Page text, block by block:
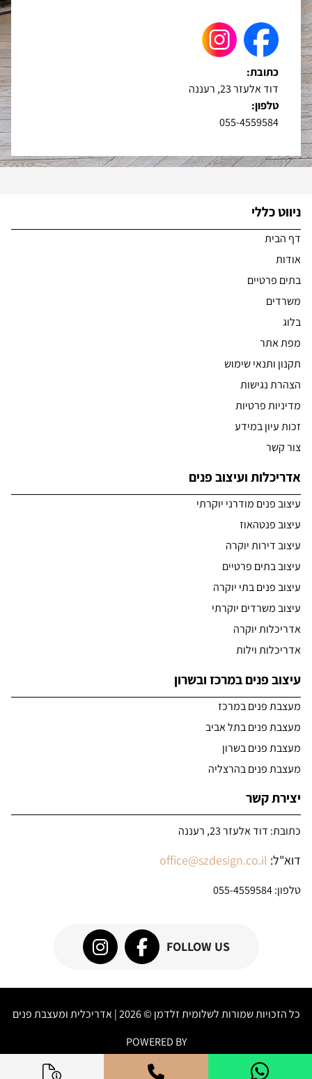
כתובת:
דוד אלעזר 23, רעננה
טלפון:
055-4559584
ניווט כללי
דף הבית
אודות
בתים פרטיים
משרדים
בלוג
מפת אתר
תקנון ותנאי שימוש
הצהרת נגישות
מדיניות פרטיות
זכות עיון במידע
צור קשר
אדריכלות ועיצוב פנים
עיצוב פנים מודרני יוקרתי
עיצוב פנטהאוז
עיצוב דירות יוקרה
עיצוב בתים פרטיים
עיצוב פנים בתי יוקרה
עיצוב משרדים יוקרתי
אדריכלות יוקרה
אדריכלות וילות
עיצוב פנים במרכז ובשרון
מעצבת פנים במרכז
מעצבת פנים בתל אביב
מעצבת פנים בשרון
מעצבת פנים בהרצליה
יצירת קשר
כתובת: דוד אלעזר 23, רעננה
דוא"ל: office@szdesign.co.il
טלפון:
FOLLOW US
כל הזכויות שמורות לשלומית זלדמן © 2026 | אדריכלית ומעצבת פנים
POWERED BY